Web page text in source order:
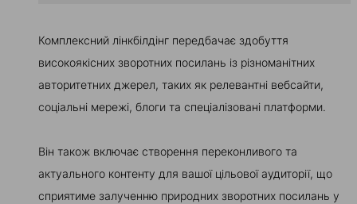
Комплексний лінкбілдінг передбачає здобуття
високоякісних зворотних посилань із різноманітних
авторитетних джерел, таких як релевантні вебсайти,
соціальні мережі, блоги та спеціалізовані платформи.
Він також включає створення переконливого та
актуального контенту для вашої цільової аудиторії, що
сприятиме залученню природних зворотних посилань у